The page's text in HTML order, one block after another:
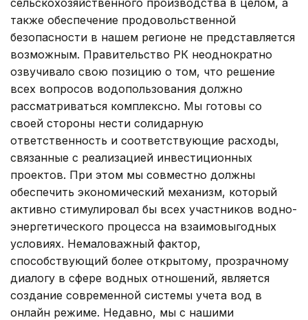
также обеспечение продовольственной
безопасности в нашем регионе не представляется
возможным. Правительство РК неоднократно
озвучивало свою позицию о том, что решение
всех вопросов водопользования должно
рассматриваться комплексно. Мы готовы со
своей стороны нести солидарную
ответственность и соответствующие расходы,
связанные с реализацией инвестиционных
проектов. При этом мы совместно должны
обеспечить экономический механизм, который
активно стимулировал бы всех участников водно-
энергетического процесса на взаимовыгодных
условиях. Немаловажный фактор,
способствующий более открытому, прозрачному
диалогу в сфере водных отношений, является
создание современной системы учета вод в
онлайн режиме. Недавно, мы с нашими